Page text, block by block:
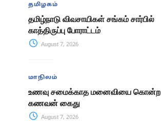
தமிழகம்
தமிழ்நாடு விவசாயிகள் சங்கம் சார்பில்
காத்திருப்பு போராட்டம்
August 7, 2026
மாநிலம்
உணவு சமைக்காத மனைவியை கொன்ற
கணவன் கைது
August 7, 2026